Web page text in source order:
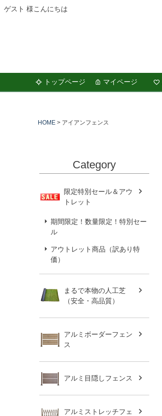
ゲスト 様こんにちは
トップページ
マイページ
HOME アイアンフェンス
Category
限定特別セール＆アウ
トレット
期間限定！数量限定！特別セー
ル
アウトレット商品（訳あり特
価）
まるで本物の人工芝
（安全・高品質）
アルミボーダーフェン
ス
アルミ目隠しフェンス
アルミストレッチフェ